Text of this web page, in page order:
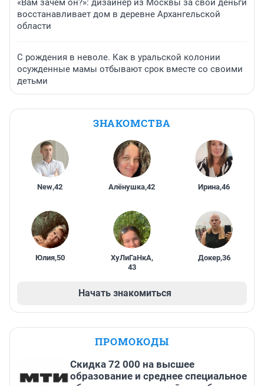
«Вам зачем он?»: дизайнер из Москвы за свои деньги
восстанавливает дом в деревне Архангельской
области
С рождения в неволе. Как в уральской колонии
осужденные мамы отбывают срок вместе со своими
детьми
ЗНАКОМСТВА
New,42 Алёнушка,42 Ирина,46
Юлия,50 ХуЛиГаНкА,
43
Докер,36
Начать знакомиться
ПРОМОКОДЫ
Скидка 72 000 на высшее
образование и среднее специальное